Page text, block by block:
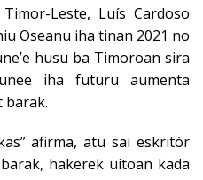
Leste, Luís Cardoso
Oseanu iha tinan 2021 no
husu ba Timoroan sira
iha futuru aumenta
barak.
afirma, atu sai eskritór
hakerek uitoan kada